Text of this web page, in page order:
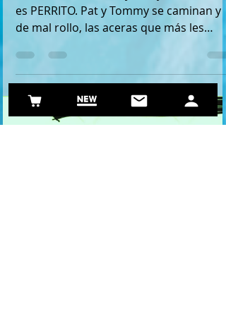
single
El vídeo más canalla y callejero de EXFAN
de mal rollo, las aceras que más les
motivan de la zona en...